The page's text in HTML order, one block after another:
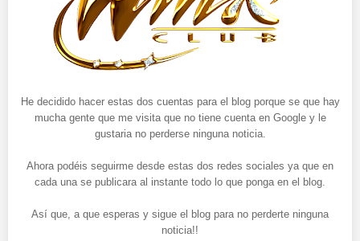
He decidido hacer estas dos cuentas para el blog porque se que hay
mucha gente que me visita que no tiene cuenta en Google y le
gustaria no perderse ninguna noticia.
Ahora podéis seguirme desde estas dos redes sociales ya que en
cada una se publicara al instante todo lo que ponga en el blog.
Así que, a que esperas y sigue el blog para no perderte ninguna
noticia!!